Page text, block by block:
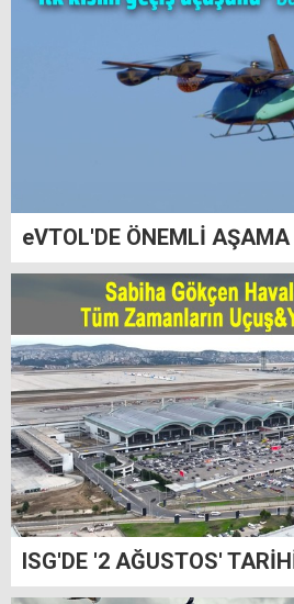
eVTOL'DE ÖNEMLİ AŞAMA
ISG'DE '2 AĞUSTOS'